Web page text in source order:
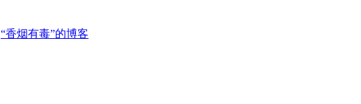
“香烟有毒”的博客